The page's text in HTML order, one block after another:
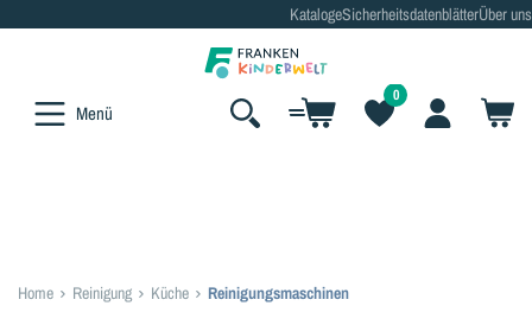
springen KatalogeSicherheitsdatenblätterÜber uns
Menü
0
Home Reinigung Küche Reinigungsmaschinen